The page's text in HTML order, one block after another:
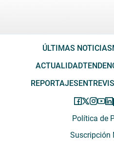
ÚLTIMAS NOTICIAS
ACTUALIDAD
REPORTAJES
Política de
Suscripción